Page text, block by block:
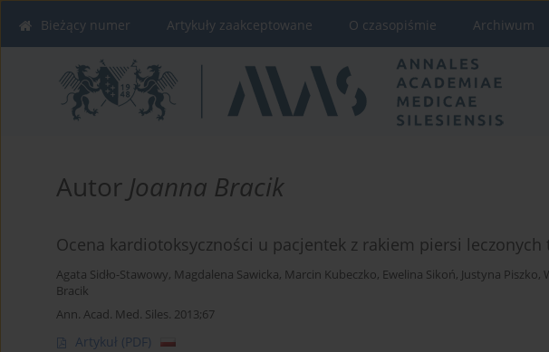
Bieżący numer Artykuły zaakceptowane O czasopiśmie Archiwum
Autor Joanna Bracik
Ocena kardiotoksyczności u pacjentek z rakiem piersi
Agata Sidło-Stawowy, Magdalena Sawicka, Marcin Kubeczko, Ewelina Sikoń, Justyna Piszko,
Bracik
Ann. Acad. Med. Siles. 2013;67
Artykuł (PDF)